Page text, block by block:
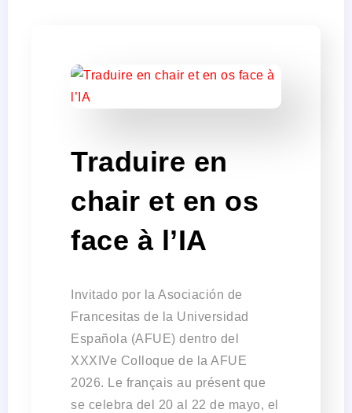
Traduire en
chair et en os
face à l’IA
Invitado por la Asociación de
Francesitas de la Universidad
Española (AFUE) dentro del
XXXIVe Colloque de la AFUE
2026. Le français au présent que
se celebra del 20 al 22 de mayo, el